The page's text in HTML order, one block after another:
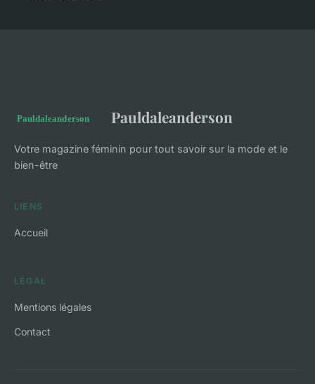
Pauldaleanderson
Votre magazine féminin pour tout savoir sur la mode et le
bien-être
LIENS
Accueil
LÉGAL
Mentions légales
Contact